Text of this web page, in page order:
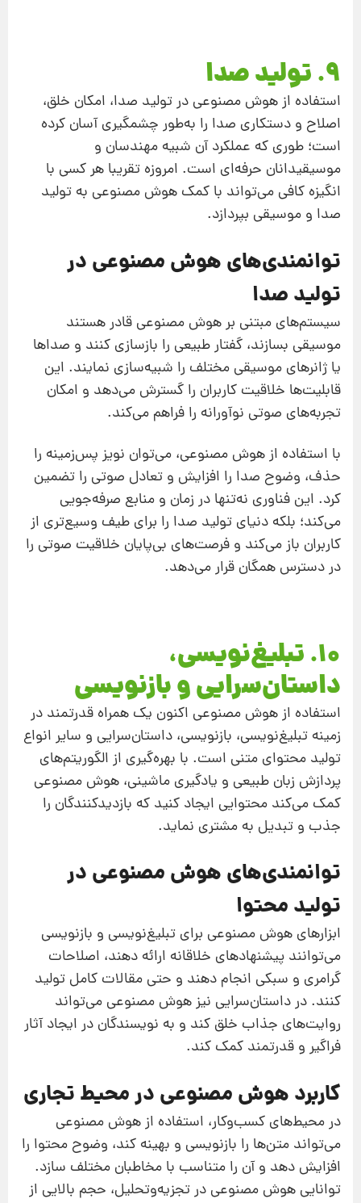
9. تولید صدا
استفاده از هوش مصنوعی در تولید صدا، امکان خلق،
اصلاح و دستکاری صدا را به‌طور چشمگیری آسان کرده
است؛ طوری که عملکرد آن شبیه مهندسان و
موسیقیدانان حرفه‌ای است. امروزه تقریبا هر کسی با
انگیزه کافی می‌تواند با کمک هوش مصنوعی به تولید
صدا و موسیقی بپردازد.
توانمندی‌های هوش مصنوعی در
تولید صدا
سیستم‌های مبتنی بر هوش مصنوعی قادر هستند
موسیقی بسازند، گفتار طبیعی را بازسازی کنند و صداها
یا ژانرهای موسیقی مختلف را شبیه‌سازی نمایند. این
قابلیت‌ها خلاقیت کاربران را گسترش می‌دهد و امکان
تجربه‌های صوتی نوآورانه را فراهم می‌کند.
با استفاده از هوش مصنوعی، می‌توان نویز پس‌زمینه را
حذف، وضوح صدا را افزایش و تعادل صوتی را تضمین
کرد. این فناوری نه‌تنها در زمان و منابع صرفه‌جویی
می‌کند؛ بلکه دنیای تولید صدا را برای طیف وسیع‌تری از
کاربران باز می‌کند و فرصت‌های بی‌پایان خلاقیت صوتی را
در دسترس همگان قرار می‌دهد.
10. تبلیغ‌نویسی،
داستان‌سرایی و بازنویسی
استفاده از هوش مصنوعی اکنون یک همراه قدرتمند در
زمینه تبلیغ‌نویسی، بازنویسی، داستان‌سرایی و سایر انواع
تولید محتوای متنی است. با بهره‌گیری از الگوریتم‌های
پردازش زبان طبیعی و یادگیری ماشینی، هوش مصنوعی
کمک می‌کند محتوایی ایجاد کنید که بازدیدکنندگان را
جذب و تبدیل به مشتری نماید.
توانمندی‌های هوش مصنوعی در
تولید محتوا
ابزارهای هوش مصنوعی برای تبلیغ‌نویسی و بازنویسی
می‌توانند پیشنهادهای خلاقانه ارائه دهند، اصلاحات
گرامری و سبکی انجام دهند و حتی مقالات کامل تولید
کنند. در داستان‌سرایی نیز هوش مصنوعی می‌تواند
روایت‌های جذاب خلق کند و به نویسندگان در ایجاد آثار
فراگیر و قدرتمند کمک کند.
کاربرد هوش مصنوعی در محیط تجاری
در محیط‌های کسب‌وکار، استفاده از هوش مصنوعی
می‌تواند متن‌ها را بازنویسی و بهینه کند، وضوح محتوا را
افزایش دهد و آن را متناسب با مخاطبان مختلف سازد.
توانایی هوش مصنوعی در تجزیه‌وتحلیل، حجم بالایی از